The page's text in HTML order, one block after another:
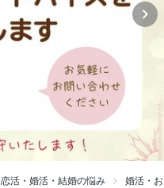
恋活・婚活・結婚の悩み 婚活・